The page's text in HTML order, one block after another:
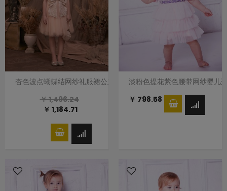
杏色波点蝴蝶结网纱礼服裙公主裙
￥ 1,496.24
￥ 1,184.71
淡粉色提花紫色腰带网纱婴儿
￥ 798.58